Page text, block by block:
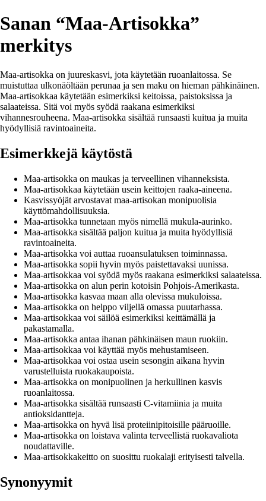
Sanan “Maa-Artisokka”
merkitys
Maa-artisokka on juureskasvi, jota käytetään ruoanlaitossa. Se
muistuttaa ulkonäöltään perunaa ja sen maku on hieman pähkinäinen.
Maa-artisokkaa käytetään esimerkiksi keitoissa, paistoksissa ja
salaateissa. Sitä voi myös syödä raakana esimerkiksi
vihannesrouheena. Maa-artisokka sisältää runsaasti kuitua ja muita
hyödyllisiä ravintoaineita.
Esimerkkejä käytöstä
Maa-artisokka on maukas ja terveellinen vihanneksista.
Maa-artisokkaa käytetään usein keittojen raaka-aineena.
Kasvissyöjät arvostavat maa-artisokan monipuolisia
käyttömahdollisuuksia.
Maa-artisokka tunnetaan myös nimellä mukula-aurinko.
Maa-artisokka sisältää paljon kuitua ja muita hyödyllisiä
ravintoaineita.
Maa-artisokka voi auttaa ruoansulatuksen toiminnassa.
Maa-artisokka sopii hyvin myös paistettavaksi uunissa.
Maa-artisokkaa voi syödä myös raakana esimerkiksi salaateissa.
Maa-artisokka on alun perin kotoisin Pohjois-Amerikasta.
Maa-artisokka kasvaa maan alla olevissa mukuloissa.
Maa-artisokka on helppo viljellä omassa puutarhassa.
Maa-artisokkaa voi säilöä esimerkiksi keittämällä ja
pakastamalla.
Maa-artisokka antaa ihanan pähkinäisen maun ruokiin.
Maa-artisokkaa voi käyttää myös mehustamiseen.
Maa-artisokkaa voi ostaa usein sesongin aikana hyvin
varustelluista ruokakaupoista.
Maa-artisokka on monipuolinen ja herkullinen kasvis
ruoanlaitossa.
Maa-artisokka sisältää runsaasti C-vitamiinia ja muita
antioksidantteja.
Maa-artisokka on hyvä lisä proteiinipitoisille pääruoille.
Maa-artisokka on loistava valinta terveellistä ruokavaliota
noudattaville.
Maa-artisokkakeitto on suosittu ruokalaji erityisesti talvella.
Synonyymit